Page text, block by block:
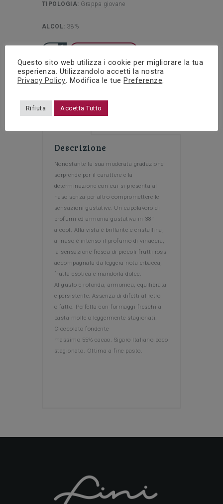
TIPOLOGIA: Grappa giovane
ALCOL: 38%
VENETIA
GRAPPA
CL
100
quantità
CATEGORIE:DISTILLATI & LIQUORI
GRAPPE
Descrizione
Nonostante la sua moderata gradazione
sorprende per il carattere e la
determinazione con cui si presenta al
naso senza per altro compromettere le
sensazioni gustative. Un capolavoro di
profumi ed armonia gustativa in 38°
alcool. Alla vista è brillante e cristallina,
al naso è intenso il profumo di vinaccia,
la sensazione fresca di piccoli frutti rossi
accompagnata da leggera nota erbacea,
frutta esotica e mandorla dolce.
Al gusto è rotonda, armonica, equilibrata
e persistente. Assenza di difetti al retro
olfatto. Perfetta con formaggi freschi a
pasta molle o leggermente stagionati.
Cioccolato fondente
massimo 55% cacao. Sigaro Italiano poco
stagionato. Ottima a fine pasto.
Questo sito web utilizza i cookie per migliorare la tua
esperienza. Utilizzandolo accetti la nostra
Privacy Policy . Modifica le tuePreferenze
Rifiuta Accetta Tutto